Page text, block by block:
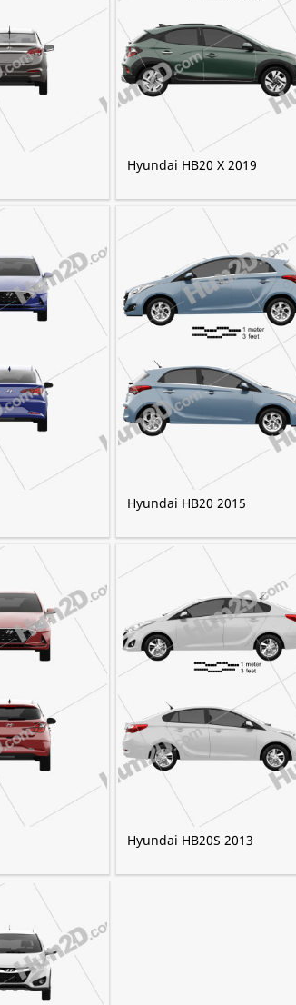
Hyundai HB20 X 2019
Hyundai HB20 2015
Hyundai HB20S 2013